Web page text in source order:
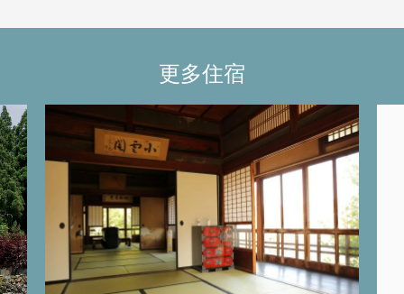
更多住宿